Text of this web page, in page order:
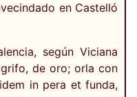
en Castelló
según Viciana
de oro; orla con
in pera et funda,